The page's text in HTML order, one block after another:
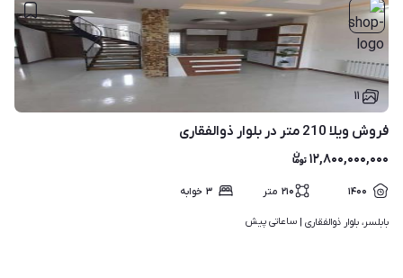
۱۱
فروش ویلا 210 متر در بلوار ذوالفقاری
۱۲,۸۰۰,۰۰۰,۰۰۰
۱۴۰۰ ۲۱۰ متر ۳ خوابه
بابلسر، بلوار ذوالفقاری | ساعاتی پیش